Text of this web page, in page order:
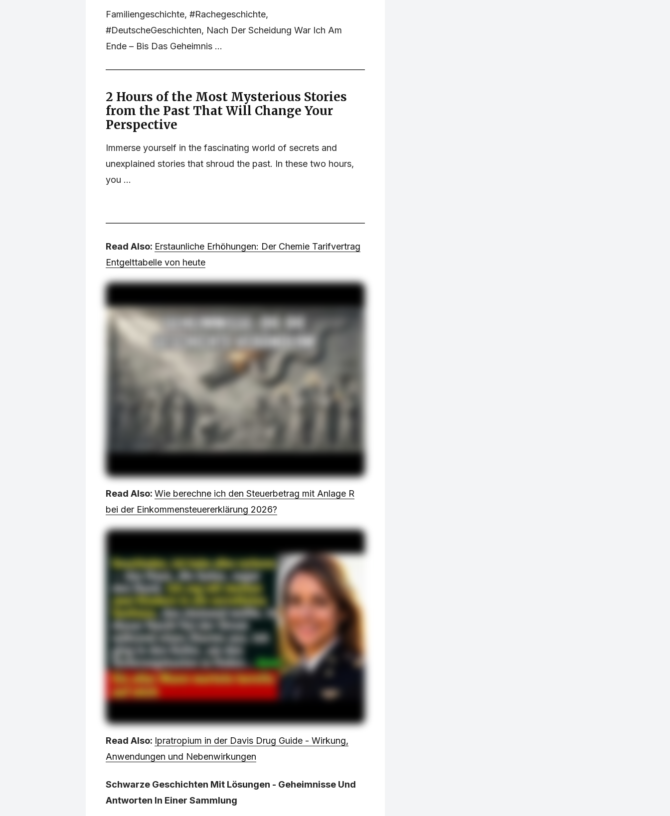
Familiengeschichte, #Rachegeschichte,
#DeutscheGeschichten, Nach Der Scheidung War Ich Am
Ende – Bis Das Geheimnis ...
2 Hours of the Most Mysterious Stories
from the Past That Will Change Your
Perspective
Immerse yourself in the fascinating world of secrets and
unexplained stories that shroud the past. In these two hours,
you ...
Read Also: Erstaunliche Erhöhungen: Der Chemie Tarifvertrag
Entgelttabelle von heute
Read Also: Wie berechne ich den Steuerbetrag mit Anlage R
bei der Einkommensteuererklärung 2026?
Read Also: Ipratropium in der Davis Drug Guide - Wirkung,
Anwendungen und Nebenwirkungen
Schwarze Geschichten Mit Lösungen - Geheimnisse Und
Antworten In Einer Sammlung